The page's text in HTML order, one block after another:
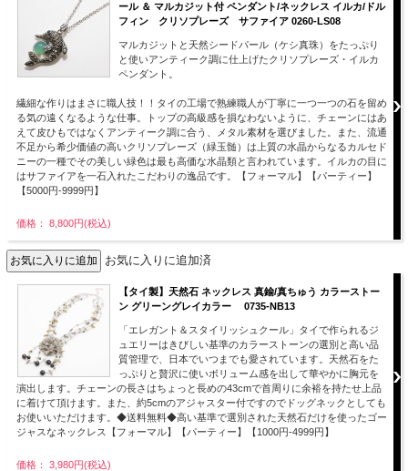
ール ＆ マルカジット付 ペンダント/ネックレス イルカ/ドル
フィン クリソプレーズ サファイア 0260-LS08
マルカジットと天然シードパール（ケシ真珠）をたっぷり
と使いアンティーク調に仕上げたクリソプレーズ・イルカ
ペンダント。
繊細な作りはまさに職人技！！タイの工場で熟練職人が丁寧に一つ一つの石を留め
る気の遠くなるような仕事。トップの高級感を損なわないように、チェーンにはあ
えて皮ひもではなくアンティーク調に合う、メタル素材を選びました。また、流通
不足から希少価値の高いクリソプレーズ（緑玉髄）は上質の水晶からなるカルセド
ニーの一種でその美しい緑色は最も高価な水晶類と言われています。イルカの目に
はサファイアを一石入れたこだわりの逸品です。【フォーマル】【パーティー】
【5000円-9999円】
価格： 8,800円(税込)
お気に入りに追加済
【タイ製】天然石 ネックレス 真鍮/真ちゅう カラーストー
ン グリーングレイカラー 0735-NB13
「エレガント＆スタイリッシュクール」タイで作られるジ
ュエリーはきびしい基準のカラーストーンの選別と高い品
質管理で、日本でいつまでも愛されています。天然石をた
っぷりと贅沢に使いボリューム感を出して華やかに胸元を
演出します。チェーンの長さはちょっと長めの43cmで首周りに余裕を持たせ上品
に着けて頂けます。また、約5cmのアジャスター付ですのでドッグネックとしても
お使いいただけます。◆送料無料◆高い基準で選別された天然石だけを使ったゴー
ジャスなネックレス【フォーマル】【パーティー】【1000円-4999円】
価格： 3,980円(税込)